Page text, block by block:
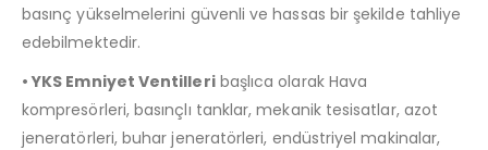
basınç yükselmelerini güvenli ve hassas bir şekilde tahliye
edebilmektedir.
• YKS Emniyet Ventilleribaşlıca olarak Hava
kompresörleri, basınçlı tanklar, mekanik tesisatlar, azot
jeneratörleri, buhar jeneratörleri, endüstriyel makinalar,